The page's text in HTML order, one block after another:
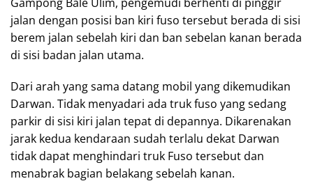
jalan dengan posisi ban kiri fuso tersebut berada di sisi
berem jalan sebelah kiri dan ban sebelan kanan berada
di sisi badan jalan utama.
Dari arah yang sama datang mobil yang dikemudikan
Darwan. Tidak menyadari ada truk fuso yang sedang
parkir di sisi kiri jalan tepat di depannya. Dikarenakan
jarak kedua kendaraan sudah terlalu dekat Darwan
tidak dapat menghindari truk Fuso tersebut dan
menabrak bagian belakang sebelah kanan.